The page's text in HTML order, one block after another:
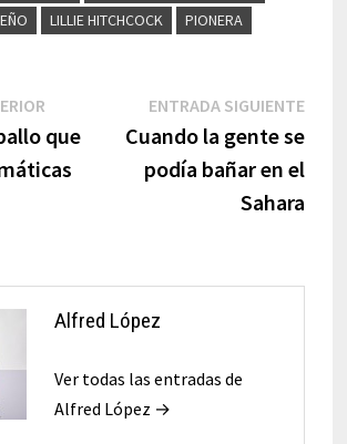
LILLIE HITCHCOCK PIONERA
Entrada
anterior:
que
ENTRADA SIGUIENTE
Cuando la gente se
podía bañar en el
Sahara
Alfred López
Ver todas las entradas de
Alfred López →